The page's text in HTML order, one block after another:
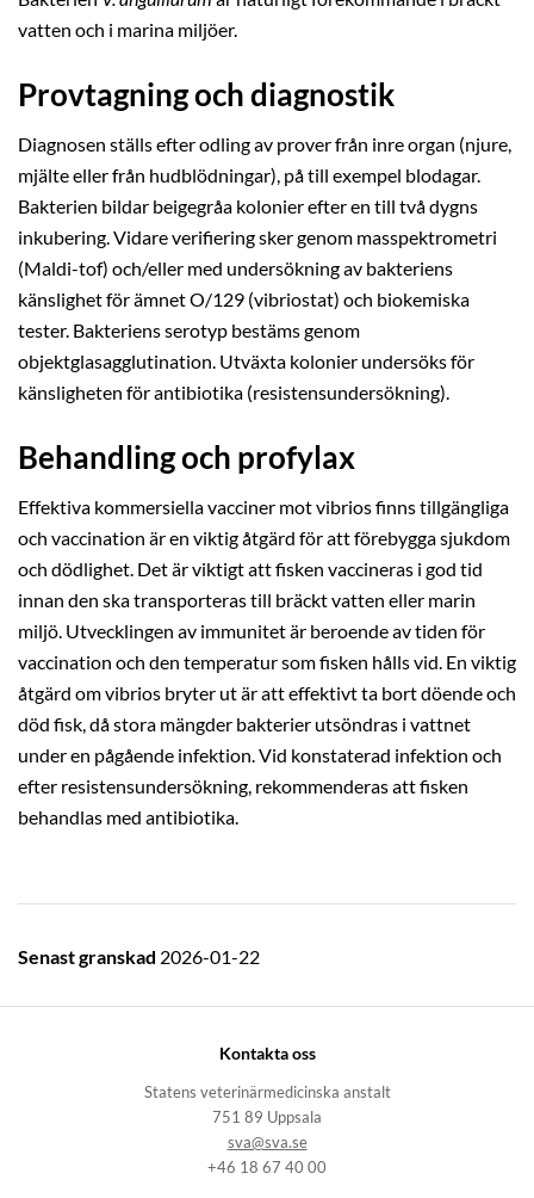
vatten och i marina miljöer.
Provtagning och diagnostik
Diagnosen ställs efter odling av prover från inre organ (njure,
mjälte eller från hudblödningar), på till exempel blodagar.
Bakterien bildar beigegråa kolonier efter en till två dygns
inkubering. Vidare verifiering sker genom masspektrometri
(Maldi-tof) och/eller med undersökning av bakteriens
känslighet för ämnet O/129 (vibriostat) och biokemiska
tester. Bakteriens serotyp bestäms genom
objektglasagglutination. Utväxta kolonier undersöks för
känsligheten för antibiotika (resistensundersökning).
Behandling och profylax
Effektiva kommersiella vacciner mot vibrios finns tillgängliga
och vaccination är en viktig åtgärd för att förebygga sjukdom
och dödlighet. Det är viktigt att fisken vaccineras i god tid
innan den ska transporteras till bräckt vatten eller marin
miljö. Utvecklingen av immunitet är beroende av tiden för
vaccination och den temperatur som fisken hålls vid. En viktig
åtgärd om vibrios bryter ut är att effektivt ta bort döende och
död fisk, då stora mängder bakterier utsöndras i vattnet
under en pågående infektion. Vid konstaterad infektion och
efter resistensundersökning, rekommenderas att fisken
behandlas med antibiotika.
Senast granskad 2026-01-22
Kontakta oss
Statens veterinärmedicinska anstalt
751 89 Uppsala
sva@sva.se
+46 18 67 40 00